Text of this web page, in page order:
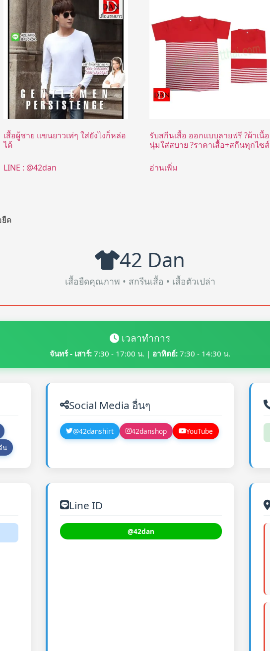
เสื้อผู้ชาย แขนยาวเท่ๆ ใส่ยังไงก็หล่อ
ได้
LINE : @42dan
รับสกีนเสื้อ ออกแบบลายฟรี ?ผ้าเนื้อ
นุ่มใส่สบาย ?ราคาเสื้อ+สกีนทุกไซส์
อ่านเพิ่ม
ยืด
42 Dan
เสื้อยืดคุณภาพ • สกรีนเสื้อ • เสื้อตัวเปล่า
เวลาทำการ
จันทร์ - เสาร์: 7:30 - 17:00 น. | อาทิตย์: 7:30 - 14:30 น.
น
Social Media อื่นๆ
@42danshirt 42danshop YouTube
Line ID
@42dan